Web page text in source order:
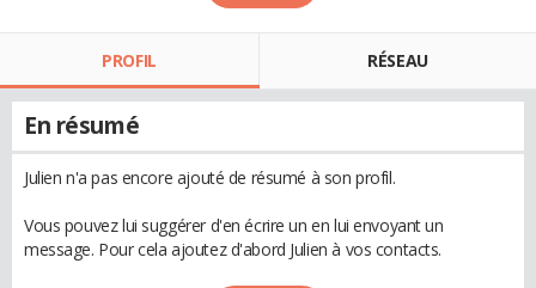
PROFIL RÉSEAU
En résumé
Julien n'a pas encore ajouté de résumé à son profil.
Vous pouvez lui suggérer d'en écrire un en lui envoyant un
message. Pour cela ajoutez d'abord Julien à vos contacts.